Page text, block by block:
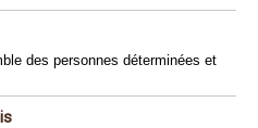
des personnes déterminées et